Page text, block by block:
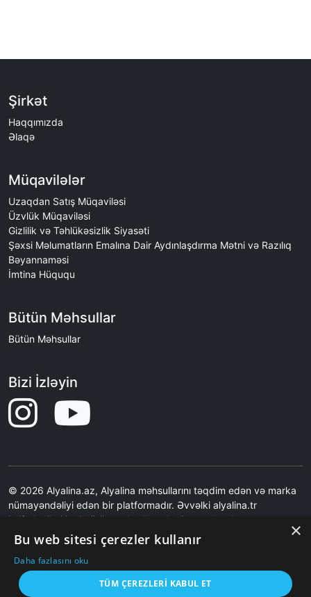
Şirkət
Haqqımızda
Əlaqə
Müqavilələr
Uzaqdan Satış Müqaviləsi
Üzvlük Müqaviləsi
Gizlilik və Təhlükəsizlik Siyasəti
Şəxsi Məlumatların Emalına Dair Aydınlaşdırma Mətni və Razılıq
Bəyannaməsi
İmtina Hüququ
Bütün Məhsullar
Bütün Məhsullar
Bizi İzləyin
© 2026 Alyalina.az, Alyalina məhsullarını təqdim edən və marka
nümayəndəliyi edən bir platformadır. Əvvəlki alyalina.tr
istifadəçiləri indi bütün məhsulları alyalina.az kataloq
səhifəsindən nəzərdən keçirə bilərlər. Ən son qiymətlər və
şəkillər üçün Alyalina.tr-yə səbətə əlavə etmə əməliyyatı ilə
yönləndirilirsiniz.Saytımız birbaşa satış etmir.Saytımız Məhsul
Şəkilləri məzmunları və məhsul çatdırılması ilə bağlı məsuliyyət
qəbul etmir.
×
Bu web sitesi çerezler kullanır
Daha fazlasını oku
TÜM ÇEREZLERI KABUL ET